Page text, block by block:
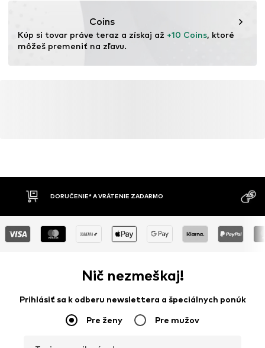
Coins
Kúp si tovar práve teraz a získaj až +10 Coins, ktoré
môžeš premeniť na zľavu.
DORUČENIE* A VRÁTENIE ZADARMO
Nič nezmeškaj!
Prihlásiť sa k odberu newslettera a špeciálnych ponúk
Pre ženy Pre mužov